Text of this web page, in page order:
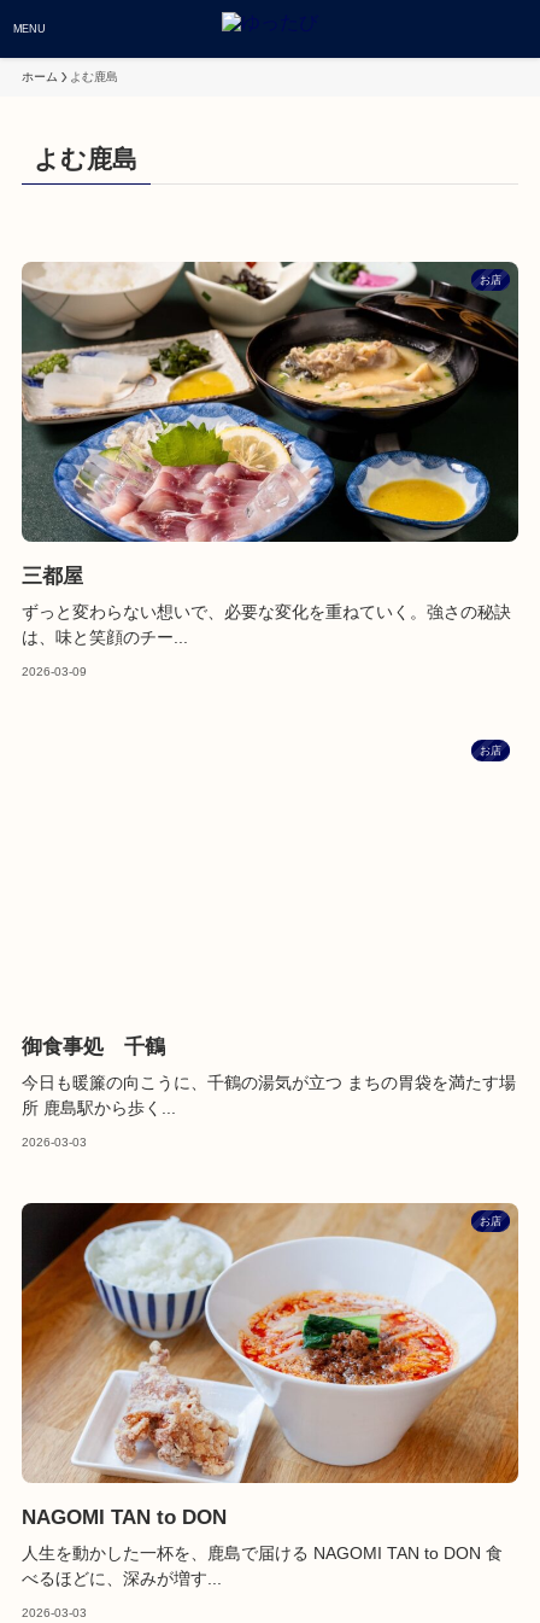
MENU
ホーム よむ鹿島
よむ鹿島
お店
三都屋
ずっと変わらない想いで、必要な変化を重ねていく。強さの秘訣
は、味と笑顔のチー...
2026-03-09
お店
御食事処 千鶴
今日も暖簾の向こうに、千鶴の湯気が立つ まちの胃袋を満たす場
所 鹿島駅から歩く...
2026-03-03
お店
NAGOMI TAN to DON
人生を動かした一杯を、鹿島で届ける NAGOMI TAN to DON 食
べるほどに、深みが増す...
2026-03-03